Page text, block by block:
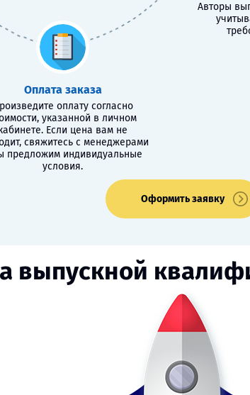
Оплата заказа
оплату согласно
указанной в личном
Если цена вам не
свяжитесь с менеджерами
предложим индивидуальные
условия.
Авторы
Оформить заявку
выпускной